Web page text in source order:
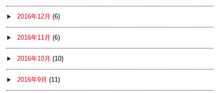
2016年12月 (6)
2016年11月 (6)
2016年10月 (10)
2016年9月 (11)